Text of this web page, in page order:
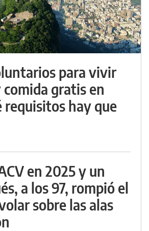
para vivir
comida gratis en
requisitos hay que
en 2025 y un
a los 97, rompió el
sobre las alas